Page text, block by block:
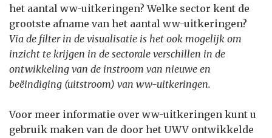
het aantal ww-uitkeringen? Welke sector kent de
grootste afname van het aantal ww-uitkeringen?
Via de filter in de visualisatie is het ook mogelijk om
inzicht te krijgen in de sectorale verschillen in de
ontwikkeling van de instroom van nieuwe en
beëindiging (uitstroom) van ww-uitkeringen.
Voor meer informatie over ww-uitkeringen kunt u
gebruik maken van de door het UWV ontwikkelde